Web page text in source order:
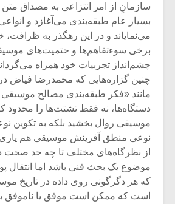
سازمانِ از امر انتزاعی به مصداق
بسیار عام طبقه‌بندی می‌آغازد و انواعی
می‌نمایاند و در این رهگذر به ظرافت،
برخی سوءتفاهم‌ها و حتمیت‌های
چشم‌انداز تجربیات خود همراه
چنین گزاره‌هایی که محمدرضا فیاض
مانند «فکر طبقه‌بندی مصالح موسیقی
دستگاه‌ها، نه فقط تشتت‌ها را محدود
موسیقی روال بخشید بلکه به تکوین
نوعی منطق آفرینش موسیقی هم یاری
از نظرگاه‌های مختلف تا چه حد صحت
موضوع یک بحث فنی باشد اما انتقال
که هر دگرگونی روی داده در تاریخ
است که ممکن است موفق یا ناموفق
میکلوش روژا
یادداشتی بر موسیقی
متن فیلم «متری
شیش و نیم»
مشهورترین باشی،
بدنام ترین باش